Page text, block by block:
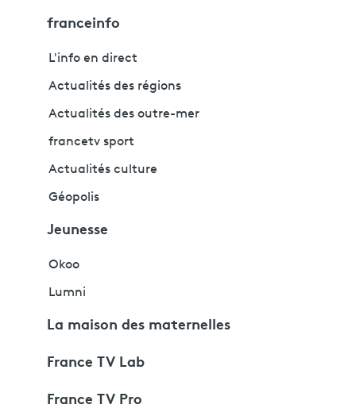
franceinfo
L'info en direct
Actualités des régions
Actualités des outre-mer
francetv sport
Actualités culture
Géopolis
Jeunesse
Okoo
Lumni
La maison des maternelles
France TV Lab
France TV Pro